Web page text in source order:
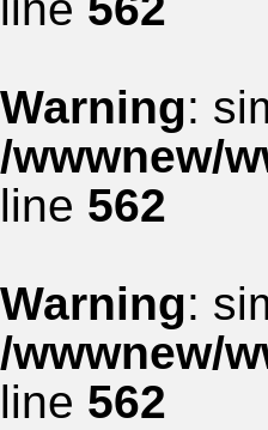
Warning:
/wwwnew/
line 562
Warning:
/wwwnew/
line 562